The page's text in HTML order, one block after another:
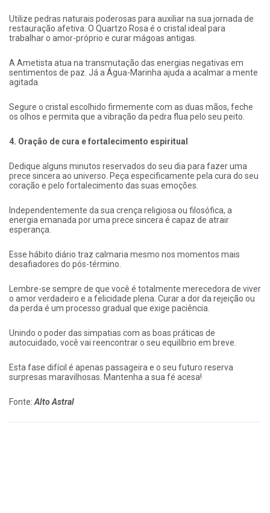
Utilize pedras naturais poderosas para auxiliar na sua jornada de
restauração afetiva. O Quartzo Rosa é o cristal ideal para
trabalhar o amor-próprio e curar mágoas antigas.
A Ametista atua na transmutação das energias negativas em
sentimentos de paz. Já a Água-Marinha ajuda a acalmar a mente
agitada.
Segure o cristal escolhido firmemente com as duas mãos, feche
os olhos e permita que a vibração da pedra flua pelo seu peito.
4. Oração de cura e fortalecimento espiritual
Dedique alguns minutos reservados do seu dia para fazer uma
prece sincera ao universo. Peça especificamente pela cura do seu
coração e pelo fortalecimento das suas emoções.
Independentemente da sua crença religiosa ou filosófica, a
energia emanada por uma prece sincera é capaz de atrair
esperança.
Esse hábito diário traz calmaria mesmo nos momentos mais
desafiadores do pós-término.
Lembre-se sempre de que você é totalmente merecedora de viver
o amor verdadeiro e a felicidade plena. Curar a dor da rejeição ou
da perda é um processo gradual que exige paciência.
Unindo o poder das simpatias com as boas práticas de
autocuidado, você vai reencontrar o seu equilíbrio em breve.
Esta fase difícil é apenas passageira e o seu futuro reserva
surpresas maravilhosas. Mantenha a sua fé acesa!
Fonte: Alto Astral